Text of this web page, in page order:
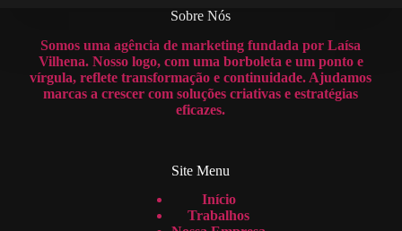
Sobre Nós
Somos uma agência de marketing fundada por Laísa
Vilhena. Nosso logo, com uma borboleta e um ponto e
vírgula, reflete transformação e continuidade. Ajudamos
marcas a crescer com soluções criativas e estratégias
eficazes.
Site Menu
Início
Trabalhos